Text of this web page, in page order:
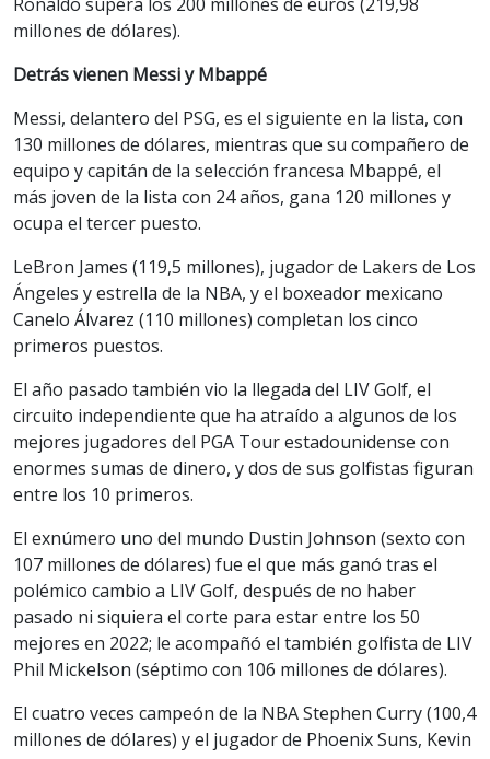
millones de dólares).
Detrás vienen Messi y Mbappé
Messi, delantero del PSG, es el siguiente en la lista, con
130 millones de dólares, mientras que su compañero de
equipo y capitán de la selección francesa Mbappé, el
más joven de la lista con 24 años, gana 120 millones y
ocupa el tercer puesto.
LeBron James (119,5 millones), jugador de Lakers de Los
Ángeles y estrella de la NBA, y el boxeador mexicano
Canelo Álvarez (110 millones) completan los cinco
primeros puestos.
El año pasado también vio la llegada del LIV Golf, el
circuito independiente que ha atraído a algunos de los
mejores jugadores del PGA Tour estadounidense con
enormes sumas de dinero, y dos de sus golfistas figuran
entre los 10 primeros.
El exnúmero uno del mundo Dustin Johnson (sexto con
107 millones de dólares) fue el que más ganó tras el
polémico cambio a LIV Golf, después de no haber
pasado ni siquiera el corte para estar entre los 50
mejores en 2022; le acompañó el también golfista de LIV
Phil Mickelson (séptimo con 106 millones de dólares).
El cuatro veces campeón de la NBA Stephen Curry (100,4
millones de dólares) y el jugador de Phoenix Suns, Kevin